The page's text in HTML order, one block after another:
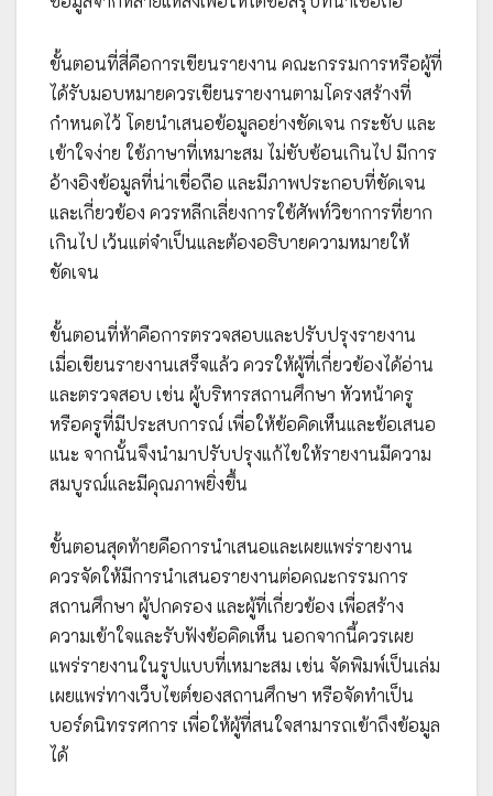
ขั้นตอนที่สี่คือการเขียนรายงาน คณะกรรมการหรือผู้ที่
ได้รับมอบหมายควรเขียนรายงานตามโครงสร้างที่
กำหนดไว้ โดยนำเสนอข้อมูลอย่างชัดเจน กระชับ และ
เข้าใจง่าย ใช้ภาษาที่เหมาะสม ไม่ซับซ้อนเกินไป มีการ
อ้างอิงข้อมูลที่น่าเชื่อถือ และมีภาพประกอบที่ชัดเจน
และเกี่ยวข้อง ควรหลีกเลี่ยงการใช้ศัพท์วิชาการที่ยาก
เกินไป เว้นแต่จำเป็นและต้องอธิบายความหมายให้
ชัดเจน
ขั้นตอนที่ห้าคือการตรวจสอบและปรับปรุงรายงาน
เมื่อเขียนรายงานเสร็จแล้ว ควรให้ผู้ที่เกี่ยวข้องได้อ่าน
และตรวจสอบ เช่น ผู้บริหารสถานศึกษา หัวหน้าครู
หรือครูที่มีประสบการณ์ เพื่อให้ข้อคิดเห็นและข้อเสนอ
แนะ จากนั้นจึงนำมาปรับปรุงแก้ไขให้รายงานมีความ
สมบูรณ์และมีคุณภาพยิ่งขึ้น
ขั้นตอนสุดท้ายคือการนำเสนอและเผยแพร่รายงาน
ควรจัดให้มีการนำเสนอรายงานต่อคณะกรรมการ
สถานศึกษา ผู้ปกครอง และผู้ที่เกี่ยวข้อง เพื่อสร้าง
ความเข้าใจและรับฟังข้อคิดเห็น นอกจากนี้ควรเผย
แพร่รายงานในรูปแบบที่เหมาะสม เช่น จัดพิมพ์เป็นเล่ม
เผยแพร่ทางเว็บไซต์ของสถานศึกษา หรือจัดทำเป็น
บอร์ดนิทรรศการ เพื่อให้ผู้ที่สนใจสามารถเข้าถึงข้อมูล
ได้